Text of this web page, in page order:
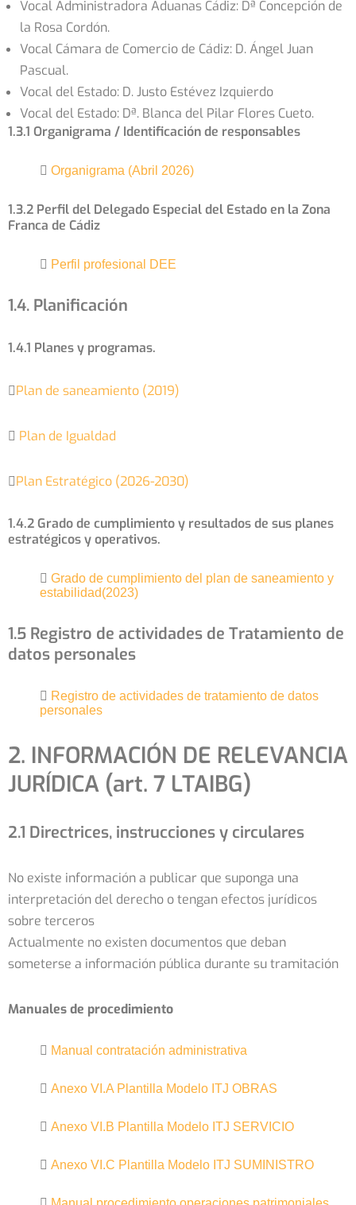
Vocal Administradora Aduanas Cádiz: Dª Concepción de
la Rosa Cordón.
Vocal Cámara de Comercio de Cádiz: D. Ángel Juan
Pascual.
Vocal del Estado: D. Justo Estévez Izquierdo
Vocal del Estado: Dª. Blanca del Pilar Flores Cueto.
1.3.1 Organigrama / Identificación de responsables
Organigrama (Abril 2026)
1.3.2 Perfil del Delegado Especial del Estado en la Zona
Franca de Cádiz
Perfil profesional DEE
1.4. Planificación
1.4.1 Planes y programas.
Plan de saneamiento (2019)
Plan de Igualdad
Plan Estratégico (2026-2030)
1.4.2 Grado de cumplimiento y resultados de sus planes
estratégicos y operativos.
Grado de cumplimiento del plan de saneamiento y
estabilidad(2023)
1.5 Registro de actividades de Tratamiento de
datos personales
Registro de actividades de tratamiento de datos
personales
2. INFORMACIÓN DE RELEVANCIA
JURÍDICA (art. 7 LTAIBG)
2.1 Directrices, instrucciones y circulares
No existe información a publicar que suponga una
interpretación del derecho o tengan efectos jurídicos
sobre terceros
Actualmente no existen documentos que deban
someterse a información pública durante su tramitación
Manuales de procedimiento
Manual contratación administrativa
Anexo VI.A Plantilla Modelo ITJ OBRAS
Anexo VI.B Plantilla Modelo ITJ SERVICIO
Anexo VI.C Plantilla Modelo ITJ SUMINISTRO